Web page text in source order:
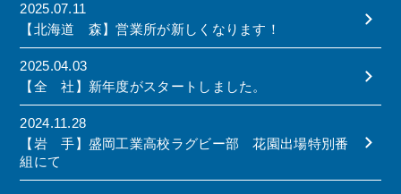
2025.07.11
【北海道 森】営業所が新しくなります！
2025.04.03
【全 社】新年度がスタートしました。
2024.11.28
【岩 手】盛岡工業高校ラグビー部 花園出場特別番
組にて